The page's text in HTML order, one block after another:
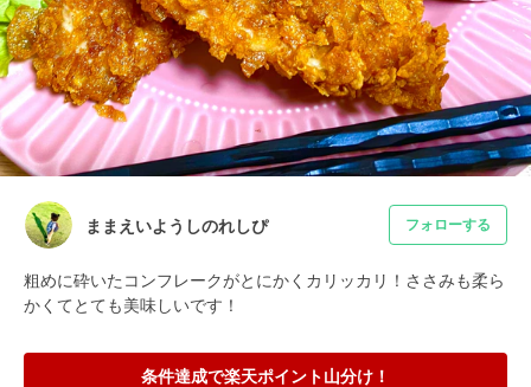
ままえいようしのれしぴ フォローする
粗めに砕いたコンフレークがとにかくカリッカリ！ささみも柔ら
かくてとても美味しいです！
条件達成で楽天ポイント山分け！